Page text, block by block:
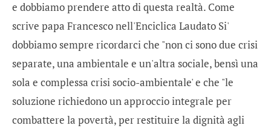
e dobbiamo prendere atto di questa realtà. Come
scrive papa Francesco nell'Enciclica Laudato Si'
dobbiamo sempre ricordarci che "non ci sono due crisi
separate, una ambientale e un'altra sociale, bensì una
sola e complessa crisi socio-ambientale' e che "le
soluzione richiedono un approccio integrale per
combattere la povertà, per restituire la dignità agli